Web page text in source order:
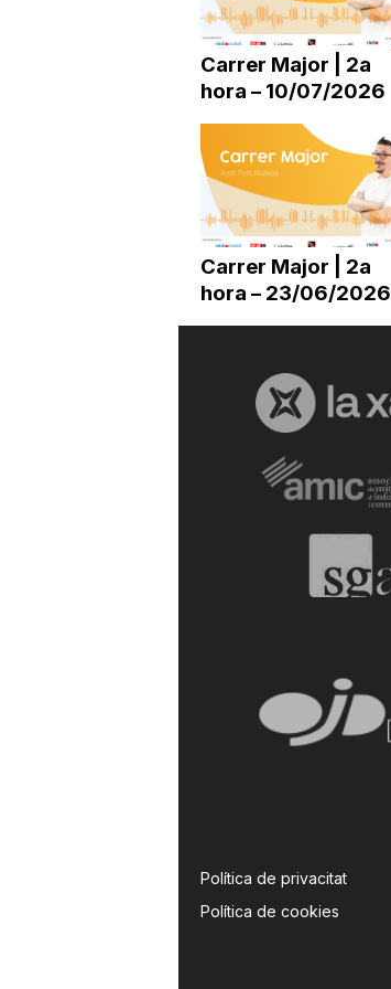
a
r
a
o
Carrer Major | 2a
hora – 10/07/2026
Carrer Major | 2a
hora – 23/06/2026
Política de privacitat
Política de cookies